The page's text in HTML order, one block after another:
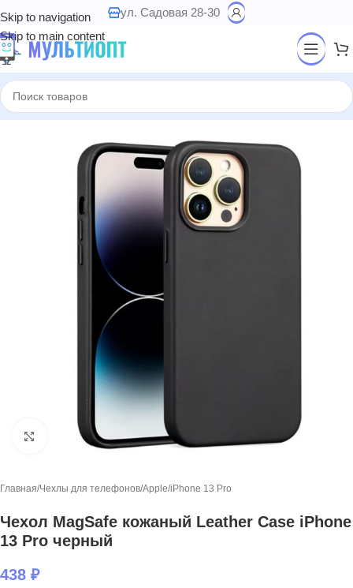
Skip to navigation
Skip to main content
ул. Садовая 28-30
Нажмите, чтобы увеличить
Главная/Чехлы для телефонов/Apple/iPhone 13 Pro
Чехол MagSafe кожаный Leather Case iPhone
13 Prо черный
438 ₽